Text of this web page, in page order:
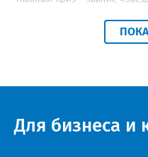
прослушивания участников,
наставников, выступления
Челябинской,
идейный вдохновитель,
певец, победитель главного
Для бизнеса и